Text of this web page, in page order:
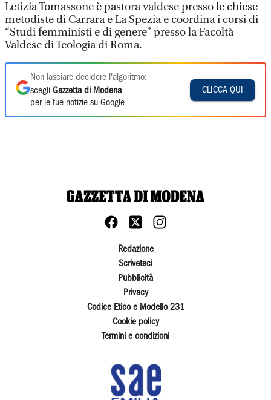
Letizia Tomassone è pastora valdese presso le chiese
metodiste di Carrara e La Spezia e coordina i corsi di
“Studi femministi e di genere” presso la Facoltà
Valdese di Teologia di Roma.
Non lasciare decidere l'algoritmo:
scegli Gazzetta di Modena
per le tue notizie su Google
CLICCA QUI
Redazione
Scriveteci
Pubblicità
Privacy
Codice Etico e Modello 231
Cookie policy
Termini e condizioni